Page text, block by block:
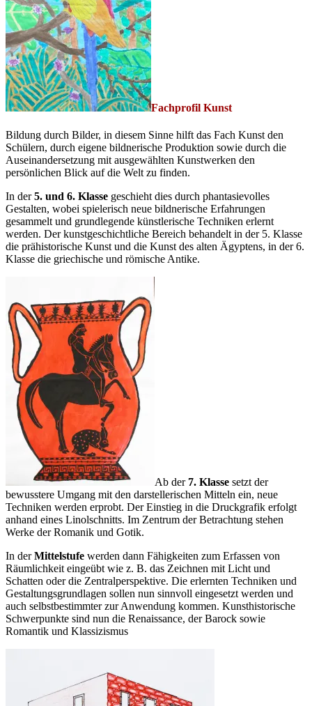
Fachprofil Kunst
Bildung durch Bilder, in diesem Sinne hilft das Fach Kunst den
Schülern, durch eigene bildnerische Produktion sowie durch die
Auseinandersetzung mit ausgewählten Kunstwerken den
persönlichen Blick auf die Welt zu finden.
In der5. und 6. Klasse geschieht dies durch phantasievolles
Gestalten, wobei spielerisch neue bildnerische Erfahrungen
gesammelt und grundlegende künstlerische Techniken erlernt
werden. Der kunstgeschichtliche Bereich behandelt in der 5. Klasse
die prähistorische Kunst und die Kunst des alten Ägyptens, in der 6.
Klasse die griechische und römische Antike.
Ab der7. Klasse setzt der
bewusstere Umgang mit den darstellerischen Mitteln ein, neue
Techniken werden erprobt. Der Einstieg in die Druckgrafik erfolgt
anhand eines Linolschnitts. Im Zentrum der Betrachtung stehen
Werke der Romanik und Gotik.
In derMittelstufe werden dann Fähigkeiten zum Erfassen von
Räumlichkeit eingeübt wie z. B. das Zeichnen mit Licht und
Schatten oder die Zentralperspektive. Die erlernten Techniken und
Gestaltungsgrundlagen sollen nun sinnvoll eingesetzt werden und
auch selbstbestimmter zur Anwendung kommen. Kunsthistorische
Schwerpunkte sind nun die Renaissance, der Barock sowie
Romantik und Klassizismus